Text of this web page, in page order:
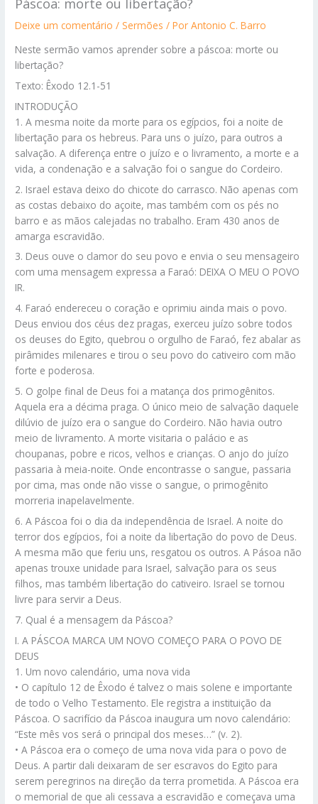
Páscoa: morte ou libertação?
Deixe um comentário /Sermões / PorAntonio C. Barro
Neste sermão vamos aprender sobre a páscoa: morte ou
libertação?
Texto: Êxodo 12.1-51
INTRODUÇÃO
1. A mesma noite da morte para os egípcios, foi a noite de
libertação para os hebreus. Para uns o juízo, para outros a
salvação. A diferença entre o juízo e o livramento, a morte e a
vida, a condenação e a salvação foi o sangue do Cordeiro.
2. Israel estava deixo do chicote do carrasco. Não apenas com
as costas debaixo do açoite, mas também com os pés no
barro e as mãos calejadas no trabalho. Eram 430 anos de
amarga escravidão.
3. Deus ouve o clamor do seu povo e envia o seu mensageiro
com uma mensagem expressa a Faraó: DEIXA O MEU O POVO
IR.
4. Faraó endereceu o coração e oprimiu ainda mais o povo.
Deus enviou dos céus dez pragas, exerceu juízo sobre todos
os deuses do Egito, quebrou o orgulho de Faraó, fez abalar as
pirâmides milenares e tirou o seu povo do cativeiro com mão
forte e poderosa.
5. O golpe final de Deus foi a matança dos primogênitos.
Aquela era a décima praga. O único meio de salvação daquele
dilúvio de juízo era o sangue do Cordeiro. Não havia outro
meio de livramento. A morte visitaria o palácio e as
choupanas, pobre e ricos, velhos e crianças. O anjo do juízo
passaria à meia-noite. Onde encontrasse o sangue, passaria
por cima, mas onde não visse o sangue, o primogênito
morreria inapelavelmente.
6. A Páscoa foi o dia da independência de Israel. A noite do
terror dos egípcios, foi a noite da libertação do povo de Deus.
A mesma mão que feriu uns, resgatou os outros. A Pásoa não
apenas trouxe unidade para Israel, salvação para os seus
filhos, mas também libertação do cativeiro. Israel se tornou
livre para servir a Deus.
7. Qual é a mensagem da Páscoa?
I. A PÁSCOA MARCA UM NOVO COMEÇO PARA O POVO DE
DEUS
1. Um novo calendário, uma nova vida
• O capítulo 12 de Êxodo é talvez o mais solene e importante
de todo o Velho Testamento. Ele registra a instituição da
Páscoa. O sacrifício da Páscoa inaugura um novo calendário:
“Este mês vos será o principal dos meses…” (v. 2).
• A Páscoa era o começo de uma nova vida para o povo de
Deus. A partir dali deixaram de ser escravos do Egito para
serem peregrinos na direção da terra prometida. A Páscoa era
o memorial de que ali cessava a escravidão e começava uma